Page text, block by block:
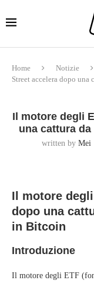
Home Notizie
Street accelera dopo
Il motore degli
una cattura
written by Mei
Il motore
dopo una
in Bitcoin
Introduzione
Il motore degli ETF